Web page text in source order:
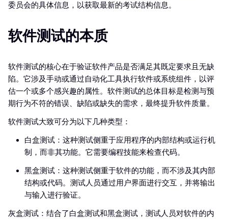
委员会的具体信息，以获取最新的考试结构信息。
软件测试的本质
软件测试的核心在于验证软件产品是否满足其既定要求且无缺
陷。它涉及手动或通过自动化工具执行软件或系统组件，以评
估一个或多个感兴趣的属性。软件测试的总体目标是检测与预
期行为不符的错误、缺陷或缺失的需求，最终提升软件质量。
软件测试大致可分为以下几种类型：
白盒测试：这种测试侧重于应用程序的内部结构或运行机
制，而非其功能。它需要编程技能来检查代码。
黑盒测试：这种测试侧重于软件的功能，而不涉及其内部
结构或代码。测试人员通过用户界面进行交互，并将输出
与输入进行验证。
灰盒测试：结合了白盒测试和黑盒测试，测试人员对软件的内